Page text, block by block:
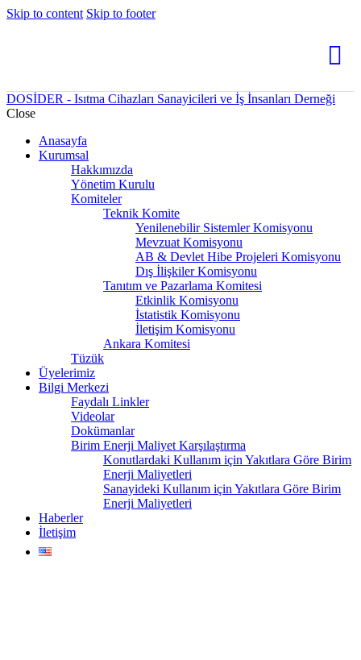
Skip to content Skip to footer
DOSİDER - Isıtma Cihazları Sanayicileri ve İş İnsanları Derneği
Close
Anasayfa
Kurumsal
Hakkımızda
Yönetim Kurulu
Komiteler
Teknik Komite
Yenilenebilir Sistemler Komisyonu
Mevzuat Komisyonu
AB & Devlet Hibe Projeleri Komisyonu
Dış İlişkiler Komisyonu
Tanıtım ve Pazarlama Komitesi
Etkinlik Komisyonu
İstatistik Komisyonu
İletişim Komisyonu
Ankara Komitesi
Tüzük
Üyelerimiz
Bilgi Merkezi
Faydalı Linkler
Videolar
Dokümanlar
Birim Enerji Maliyet Karşılaştırma
Konutlardaki Kullanım için Yakıtlara Göre Birim
Enerji Maliyetleri
Sanayideki Kullanım için Yakıtlara Göre Birim
Enerji Maliyetleri
Haberler
İletişim